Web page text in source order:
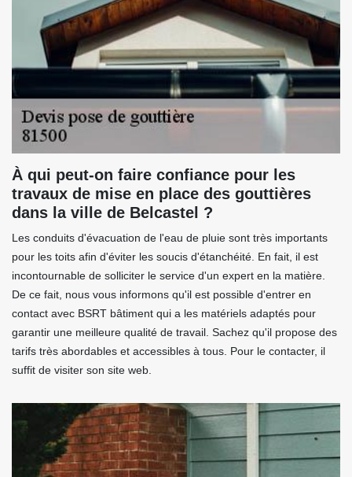
À qui peut-on faire confiance pour les
travaux de mise en place des gouttières
dans la ville de Belcastel ?
Les conduits d'évacuation de l'eau de pluie sont très importants
pour les toits afin d'éviter les soucis d'étanchéité. En fait, il est
incontournable de solliciter le service d'un expert en la matière.
De ce fait, nous vous informons qu'il est possible d'entrer en
contact avec BSRT bâtiment qui a les matériels adaptés pour
garantir une meilleure qualité de travail. Sachez qu'il propose des
tarifs très abordables et accessibles à tous. Pour le contacter, il
suffit de visiter son site web.